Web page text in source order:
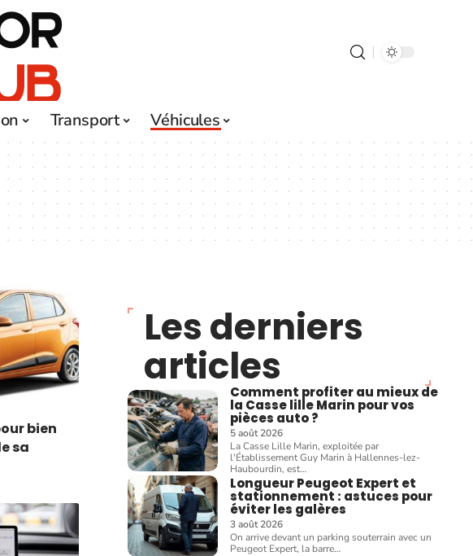
Transport Véhicules
bien
sa
Les derniers
articles
Comment profiter au mieux de
la Casse lille Marin pour vos
pièces auto ?
5 août 2026
La Casse Lille Marin, exploitée par
l'Établissement Guy Marin à Hallennes-lez-
Haubourdin, est…
Longueur Peugeot Expert et
stationnement : astuces pour
éviter les galères
3 août 2026
On arrive devant un parking souterrain avec un
Peugeot Expert, la barre…